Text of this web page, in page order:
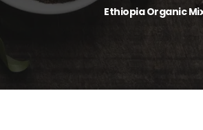
Ethiopia Organic